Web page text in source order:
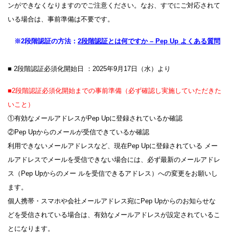
ンができなくなりますのでご注意ください。なお、すでにご対応されて
いる場合は、事前準備は不要です。
※2段階認証の方法： 2段階認証とは何ですか – Pep Up よくある質問
■ 2段階認証必須化開始日 ：2025年9月17日（水）より
■2段階認証必須化開始までの事前準備（必ず確認し実施していただきた
いこと）
①有効なメールアドレスがPep Upに登録されているか確認
②Pep Upからのメールが受信できているか確認
利用できないメールアドレスなど、現在Pep Upに登録されている メー
ルアドレスでメールを受信できない場合には、必ず最新のメールアドレ
ス（Pep Upからのメー ルを受信できるアドレス）への変更をお願いし
ます。
個人携帯・スマホや会社メールアドレス宛にPep Upからのお知らせな
どを受信されている場合は、有効なメールアドレスが設定されているこ
とになります。